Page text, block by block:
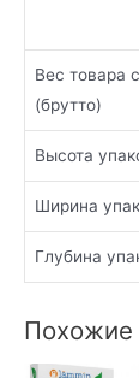
Вес товара
(брутто)
Высота
Ширина
Глубина
Похожие